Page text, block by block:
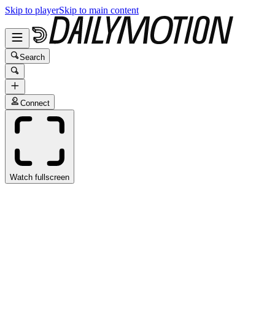
Skip to playerSkip to main content
Search
Connect
Watch fullscreen